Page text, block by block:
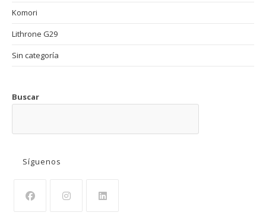
Komori
Lithrone G29
Sin categoría
Buscar
Síguenos